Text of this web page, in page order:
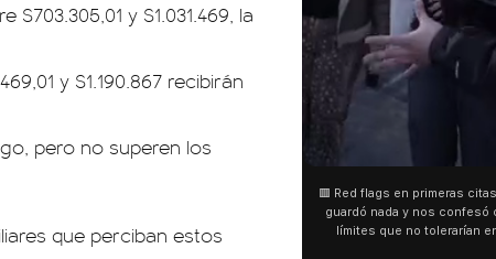
y $1.031.469, la
y $1.190.867 recibirán
pero no superen los
01:26
🟥 Red flags en primeras citas La gente no se
guardó nada y nos confesó cuáles son los
límites que no tolerarían en una primera
🇧🇷
Una